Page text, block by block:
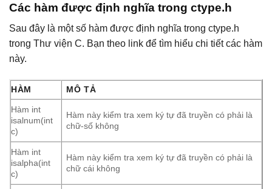
Các hàm được định nghĩa trong ctype.h
Sau đây là một số hàm được định nghĩa trong ctype.h
trong Thư viện C. Bạn theo link để tìm hiểu chi tiết các hàm
này.
HÀM MÔ TẢ
Hàm int
isalnum(int
c)
Hàm này kiểm tra xem ký tự đã truyền có phải là
chữ-số không
Hàm int
isalpha(int
c)
Hàm này kiểm tra xem ký tự đã truyền có phải là
chữ cái không